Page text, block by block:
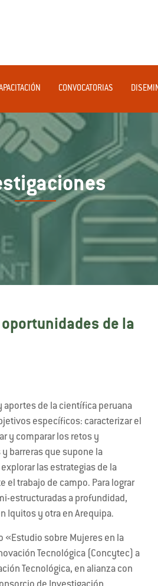
CONVOCATORIAS
de la
aportes de la científica peruana
específicos: caracterizar el
y comparar los retos y
barreras que supone la
las estrategias de la
el trabajo de campo. Para lograr
estructuradas a profundidad,
Iquitos y otra en Arequipa.
«Estudio sobre Mujeres en la
Tecnológica (Concytec) a
Tecnológica, en alianza con